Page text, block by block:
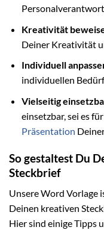
Kreativität
Deiner Kreativität
Individuell
individuellen
Vielseitig
einsetzbar, sei es
Präsentation
So gestaltest Du
Steckbrief
Unsere Word Vorlage
Deinen kreativen
Hier sind einige Tipps